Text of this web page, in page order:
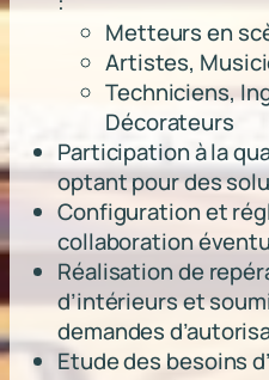
p
o
r
t
l
a
r
Metteurs en
Artistes,
Techniciens,
Décorateurs
Participation à la
optant pour des
Configuration et
collaboration
Réalisation de
d’intérieurs et
demandes
Etude des besoins